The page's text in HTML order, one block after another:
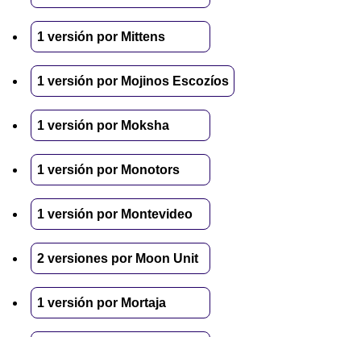
1 versión por Mittens
1 versión por Mojinos Escozíos
1 versión por Moksha
1 versión por Monotors
1 versión por Montevideo
2 versiones por Moon Unit
1 versión por Mortaja